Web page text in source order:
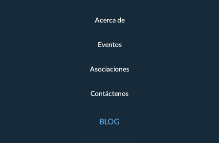
Acerca de
Eventos
Asociaciones
Contáctenos
BLOG